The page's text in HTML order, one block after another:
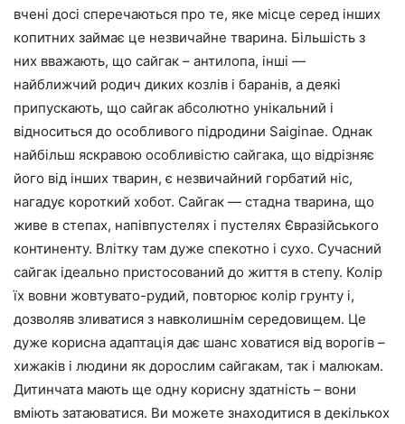
вчені досі сперечаються про те, яке місце серед інших
копитних займає це незвичайне тварина. Більшість з
них вважають, що сайгак – антилопа, інші —
найближчий родич диких козлів і баранів, а деякі
припускають, що сайгак абсолютно унікальний і
відноситься до особливого підродини Saiginae. Однак
найбільш яскравою особливістю сайгака, що відрізняє
його від інших тварин, є незвичайний горбатий ніс,
нагадує короткий хобот. Сайгак — стадна тварина, що
живе в степах, напівпустелях і пустелях Євразійського
континенту. Влітку там дуже спекотно і сухо. Сучасний
сайгак ідеально пристосований до життя в степу. Колір
їх вовни жовтувато-рудий, повторює колір грунту і,
дозволяв зливатися з навколишнім середовищем. Це
дуже корисна адаптація дає шанс ховатися від ворогів –
хижаків і людини як дорослим сайгакам, так і малюкам.
Дитинчата мають ще одну корисну здатність – вони
вміють затаюватися. Ви можете знаходитися в декількох